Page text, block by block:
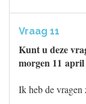
Vraag 11
Kunt u deze
morgen 11 april
Ik heb de vragen